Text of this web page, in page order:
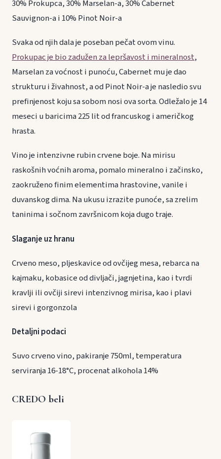
30% Prokupca, 30% Marselan-a, 30% Cabernet
Sauvignon-a i 10% Pinot Noir-a
Svaka od njih dala je poseban pečat ovom vinu.
Prokupac je bio zadužen za lepršavost i mineralnost,
Marselan za voćnost i punoću, Cabernet mu je dao
strukturu i živahnost, a od Pinot Noir-a je nasledio svu
prefinjenost koju sa sobom nosi ova sorta. Odležalo je 14
meseci u baricima 225 lit od francuskog i američkog
hrasta.
Vino je intenzivne rubin crvene boje. Na mirisu
raskošnih voćnih aroma, pomalo mineralno i začinsko,
zaokruženo finim elementima hrastovine, vanile i
duvanskog dima. Na ukusu izrazite punoće, sa zrelim
taninima i sočnom završnicom koja dugo traje.
Slaganje uz hranu
Crveno meso, pljeskavice od ovčijeg mesa, rebarca na
kajmaku, kobasice od divljači, jagnjetina, kao i tvrdi
kravlji ili ovčiji sirevi intenzivnog mirisa, kao i plavi
sirevi i gorgonzola
Detaljni podaci
Suvo crveno vino, pakiranje 750ml, temperatura
serviranja 16-18°C, procenat alkohola 14%
CREDO beli